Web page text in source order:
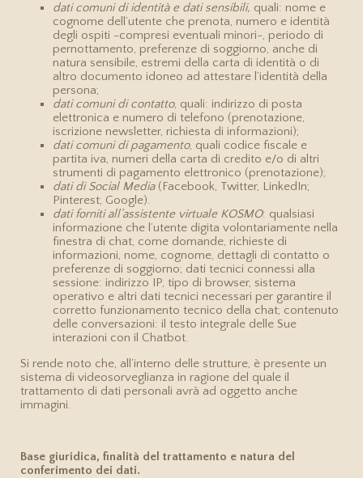
dati comuni di identità e dati sensibili, quali: nome e
cognome dell’utente che prenota, numero e identità
degli ospiti -compresi eventuali minori-, periodo di
pernottamento, preferenze di soggiorno, anche di
natura sensibile, estremi della carta di identità o di
altro documento idoneo ad attestare l’identità della
persona;
dati comuni di contatto, quali: indirizzo di posta
elettronica e numero di telefono (prenotazione,
iscrizione newsletter, richiesta di informazioni);
dati comuni di pagamento, quali codice fiscale e
partita iva, numeri della carta di credito e/o di altri
strumenti di pagamento elettronico (prenotazione);
dati di Social Media(Facebook, Twitter, LinkedIn;
Pinterest; Google).
dati forniti all’assistente virtuale KOSMO: qualsiasi
informazione che l’utente digita volontariamente nella
finestra di chat, come domande, richieste di
informazioni, nome, cognome, dettagli di contatto o
preferenze di soggiorno; dati tecnici connessi alla
sessione: indirizzo IP, tipo di browser, sistema
operativo e altri dati tecnici necessari per garantire il
corretto funzionamento tecnico della chat; contenuto
delle conversazioni: il testo integrale delle Sue
interazioni con il Chatbot.
Si rende noto che, all’interno delle strutture, è presente un
sistema di videosorveglianza in ragione del quale il
trattamento di dati personali avrà ad oggetto anche
immagini.
Base giuridica, finalità del trattamento e natura del
conferimento dei dati.